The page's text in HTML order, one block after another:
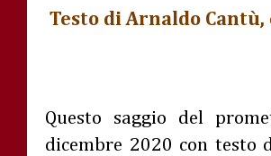
Testo di Arnaldo
Questo saggio del
dicembre 2020 con testo